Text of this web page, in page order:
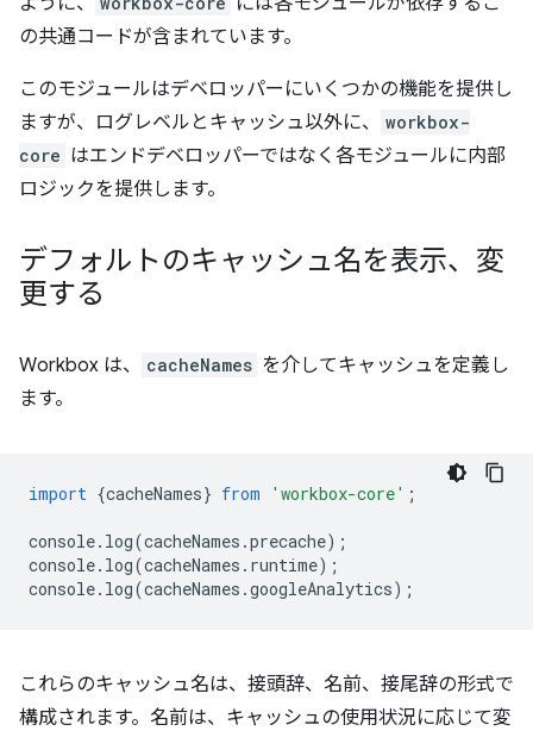
の共通コードが含まれています。
このモジュールはデベロッパーにいくつかの機能を提供し
ますが、ログレベルとキャッシュ以外に、
workbox-
core はエンドデベロッパーではなく各モジュールに内部
ロジックを提供します。
デフォルトのキャッシュ名を表示、変
更する
Workbox は、 cacheNames を介してキャッシュを定義し
ます。
import {cacheNames} from 'workbox-core' ;
console. log(cacheNames .precache);
console. log(cacheNames . runtime);
console. log(cacheNames .googleAnalytics);
これらのキャッシュ名は、接頭辞、名前、接尾辞の形式で
構成されます。名前は、キャッシュの使用状況に応じて変